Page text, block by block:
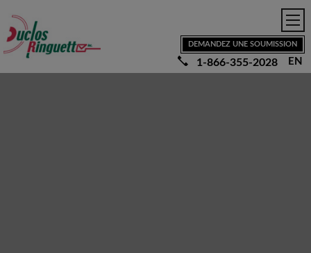
1-866-355-2028 EN
DEMANDEZ UNE SOUMISSION
Demande de Soumission
Nous joindre
Vie privé